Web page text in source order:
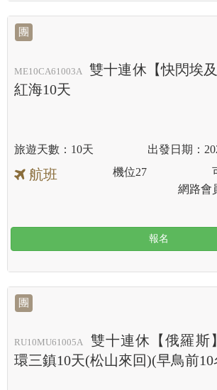
團
ME10CA61003A
雙十連休【快閃埃
紅海10天
10天
航班
網路會
機位27
報名
團
RU10MU61005A
雙十連休【俄羅斯
環三鎮10天(松山來回)(早鳥前10